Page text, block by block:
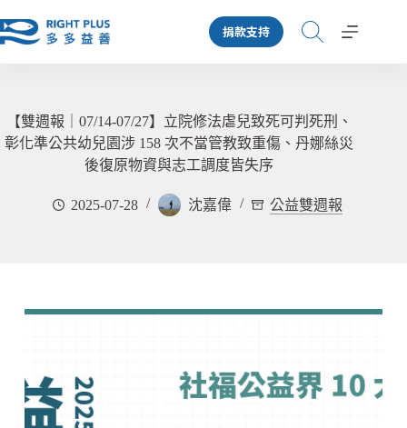
至
捐款支持
【雙週報｜07/14-07/27】立院修法虐兒致死可判死刑、
彰化準公共幼兒園涉 158 次不當管教致重傷、丹娜絲災
後復原物資與志工調度皆失序
2025-07-28 沈嘉偉 公益雙週報